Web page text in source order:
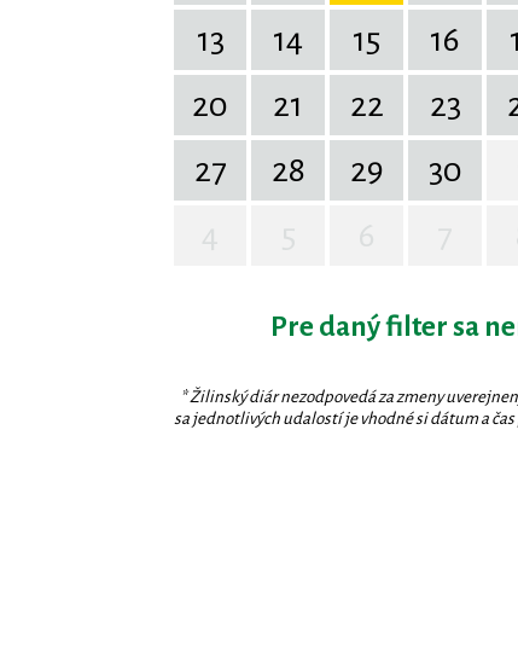
13
14 15 16
20
21 22 23
27
28 29 30
Pre daný filter sa
* Žilinský diár nezodpovedá za zmeny
sa jednotlivých udalostí je vhodné si dátum a